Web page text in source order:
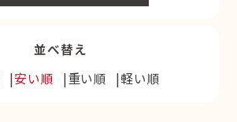
並べ替え
安い順 重い順 軽い順